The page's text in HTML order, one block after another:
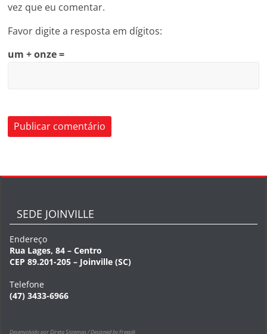
vez que eu comentar.
Favor digite a resposta em dígitos:
um + onze =
SEDE JOINVILLE
Endereço
Rua Lages, 84 – Centro
CEP 89.201-205 – Joinville (SC)
Telefone
(47) 3433-6966
Desenvolvido por Direta Sistemas /Designed by Freepik